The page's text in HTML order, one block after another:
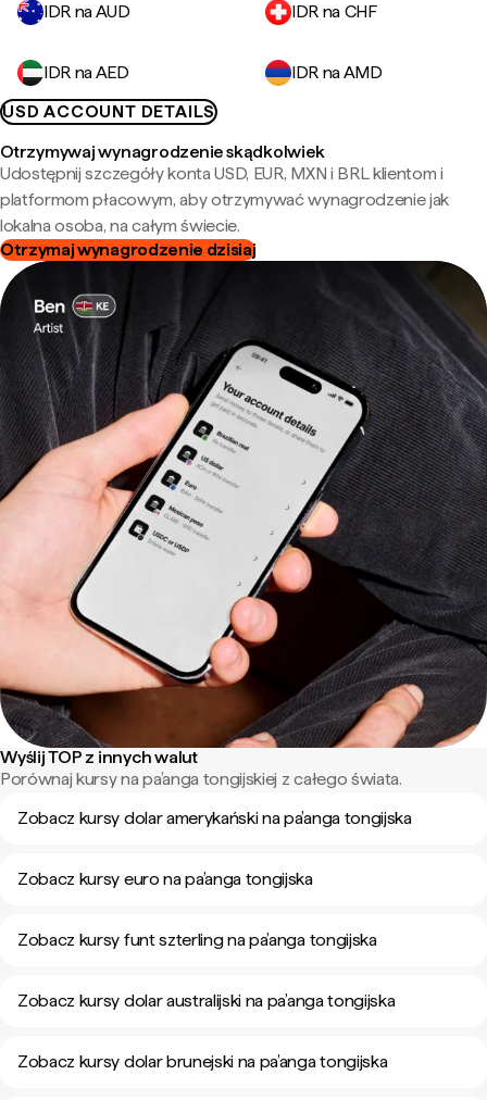
IDR na AUD IDR na CHF
IDR na AED
IDR na AMD
USD ACCOUNT DETAILS
Otrzymywaj wynagrodzenie skądkolwiek
Udostępnij szczegóły konta USD, EUR, MXN i BRL klientom i
platformom płacowym, aby otrzymywać wynagrodzenie jak
lokalna osoba, na całym świecie.
Otrzymaj wynagrodzenie dzisiaj
Wyślij TOP z innych walut
Porównaj kursy na pa’anga tongijskiej z całego świata.
Zobacz kursy dolar amerykański na pa’anga tongijska
Zobacz kursy euro na pa’anga tongijska
Zobacz kursy funt szterling na pa’anga tongijska
Zobacz kursy dolar australijski na pa’anga tongijska
Zobacz kursy dolar brunejski na pa’anga tongijska